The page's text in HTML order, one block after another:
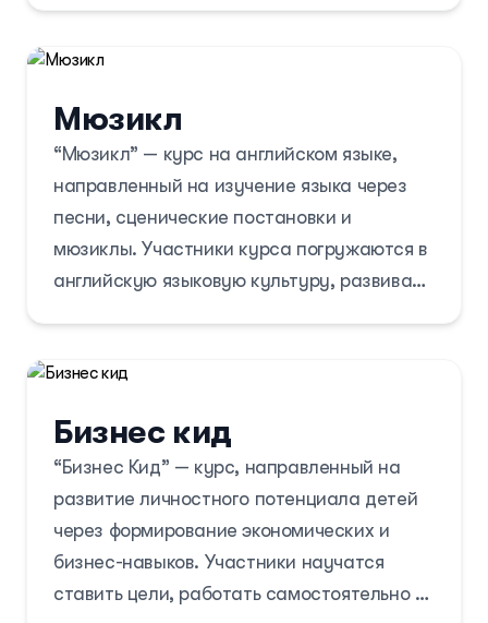
программирования, такие как циклы и
созданием интерактивных проектов. В
ходе курса дети будут работать с
готовыми примерами, модифицировать их
и создавать собственные игры и
анимации. Занятия включают знакомство
с основами Scratch, работу над
презентацию своих разработок.
Мюзикл
“Мюзикл” — курс на английском языке,
направленный на изучение языка через
песни, сценические постановки и
мюзиклы. Участники курса погружаются в
английскую языковую культуру, развивая
репетиции и постановку мюзикла с
использованием декораций, музыкального
оборудования и костюмов. В ходе курса
дети раскрывают свои творческие
способности и учатся работать в команде,
готовя мюзиклы, мини-спектакли и
Бизнес кид
“Бизнес Кид” — курс, направленный на
развитие личностного потенциала детей
через формирование экономических и
бизнес-навыков. Участники научатся
ставить цели, работать самостоятельно и